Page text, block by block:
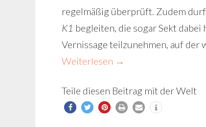
regelmäßig überprüft. Zudem
K1 begleiten, die sogar Sekt
Vernissage teilzunehmen, auf der
Weiterlesen →
Teile diesen Beitrag mit der Welt